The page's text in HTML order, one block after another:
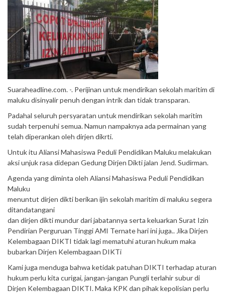
Suaraheadline.com. -. Perijinan untuk mendirikan sekolah maritim di
maluku disinyalir penuh dengan intrik dan tidak transparan.
Padahal seluruh persyaratan untuk mendirikan sekolah maritim
sudah terpenuhi semua. Namun nampaknya ada permainan yang
telah diperankan oleh dirjen dikrti.
Untuk itu Aliansi Mahasiswa Peduli Pendidikan Maluku melakukan
aksi unjuk rasa didepan Gedung Dirjen Dikti jalan Jend. Sudirman.
Agenda yang diminta oleh Aliansi Mahasiswa Peduli Pendidikan
Maluku
menuntut dirjen dikti berikan ijin sekolah maritim di maluku segera
ditandatangani
dan dirjen dikti mundur dari jabatannya serta keluarkan Surat Izin
Pendirian Perguruan Tinggi AMI Ternate hari ini juga.. Jika Dirjen
Kelembagaan DIKTI tidak lagi mematuhi aturan hukum maka
bubarkan Dirjen Kelembagaan DIKTi
Kami juga menduga bahwa ketidak patuhan DIKTI terhadap aturan
hukum perlu kita curigai, jangan-jangan Pungli terlahir subur di
Dirjen Kelembagaan DIKTI. Maka KPK dan pihak kepolisian perlu